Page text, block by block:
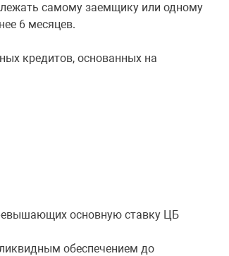
самому заемщику или одному
6 месяцев.
кредитов, основанных на
основную ставку ЦБ
обеспечением до